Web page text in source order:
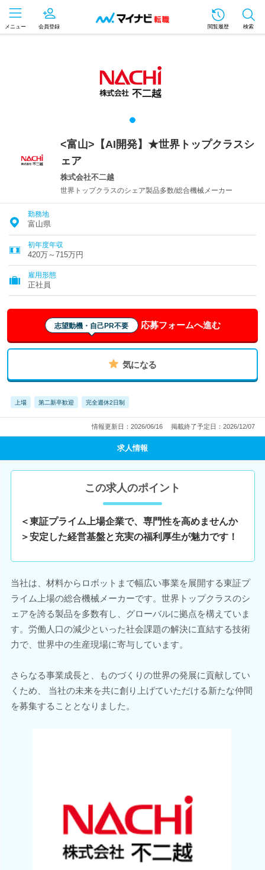
メニュー 会員登録 閲覧履歴 検索
<富山>【AI開発】★世界トップクラスシ
ェア
株式会社不二越
世界トップクラスのシェア製品多数/総合機械メーカー
勤務地
富山県
初年度年収
420万～715万円
雇用形態
正社員
志望動機・自己PR不要 応募フォームへ進む
気になる
上場 第二新卒歓迎 完全週休2日制
情報更新日：2026/06/16 掲載終了予定日：2026/12/07
求人情報
この求人のポイント
＜東証プライム上場企業で、専門性を高めませんか
＞安定した経営基盤と充実の福利厚生が魅力です！
当社は、材料からロボットまで幅広い事業を展開する東証プ
ライム上場の総合機械メーカーです。世界トップクラスのシ
ェアを誇る製品を多数有し、グローバルに拠点を構えていま
す。労働人口の減少といった社会課題の解決に直結する技術
力で、世界中の生産現場に寄与しています。
さらなる事業成長と、ものづくりの世界の発展に貢献してい
くため、 当社の未来を共に創り上げていただける新たな仲間
を募集することとなりました。